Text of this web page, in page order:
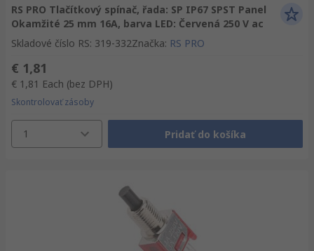
RS PRO Tlačítkový spínač, řada: SP IP67 SPST Panel
Okamžité 25 mm 16A, barva LED: Červená 250 V ac
Skladové číslo RS: 319-332Značka: RS PRO
€ 1,81
€ 1,81 Each (bez DPH)
Skontrolovať zásoby
1 Pridať do košíka